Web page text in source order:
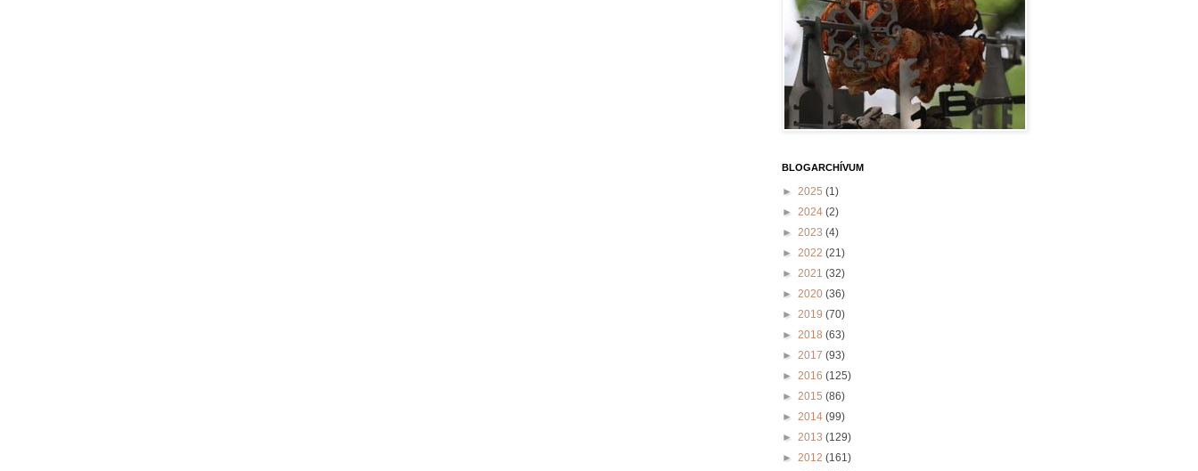
BLOGARCHÍVUM
► 2025 (1)
► 2024 (2)
► 2023 (4)
► 2022 (21)
► 2021 (32)
► 2020 (36)
► 2019 (70)
► 2018 (63)
► 2017 (93)
► 2016 (125)
► 2015 (86)
► 2014 (99)
► 2013 (129)
► 2012 (161)